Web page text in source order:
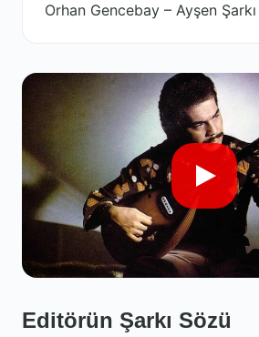
Orhan Gencebay – Ayşen
Editörün Şarkı Sözü